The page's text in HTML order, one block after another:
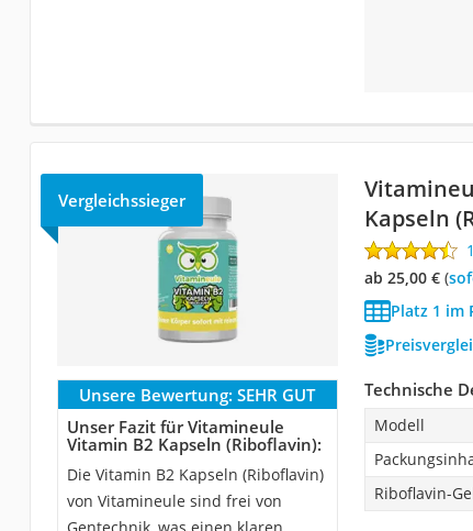
Vergleichssieger
Kapseln
ab 25,00 €(
Platz 1 im
Unsere Bewertung: SEHR GUT
Unser Fazit für Vitamineule
Vitamin B2 Kapseln (Riboflavin):
Die Vitamin B2 Kapseln (Riboflavin)
von Vitamineule sind frei von
Technische
Modell
Riboflavin-